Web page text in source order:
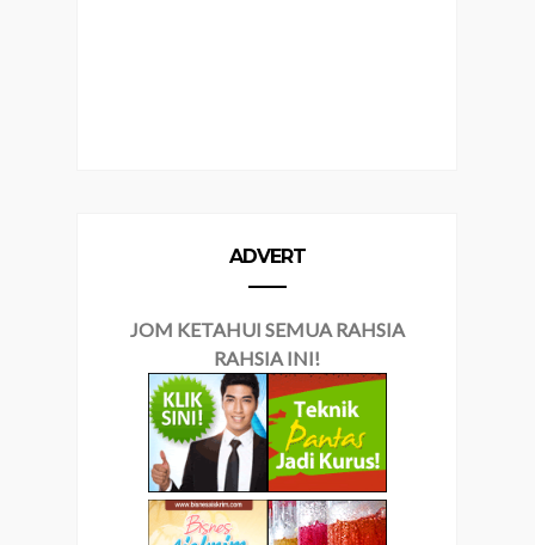
ADVERT
JOM KETAHUI SEMUA RAHSIA
RAHSIA INI!